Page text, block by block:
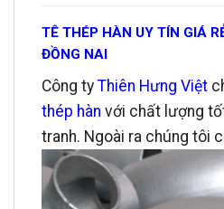
TÊ THÉP HÀN UY TÍN GIÁ
ĐỒNG NAI
Công ty Thiên Hưng Việt
thép hàn với chất lượng
tranh. Ngoài ra chúng tôi